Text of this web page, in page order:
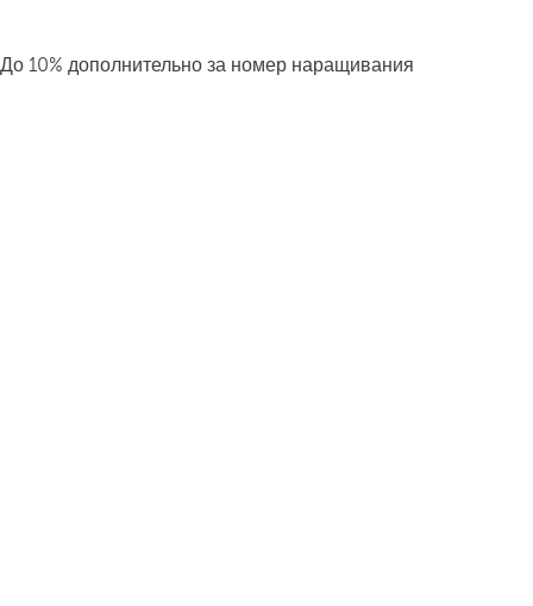
До 10% дополнительно за номер наращивания